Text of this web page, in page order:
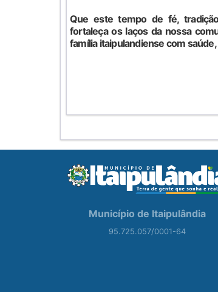
Que este tempo de fé,
fortaleça os laços da nossa
família itaipulandiense com saúde,
Município de Itaipulândia
95.725.057/0001-64